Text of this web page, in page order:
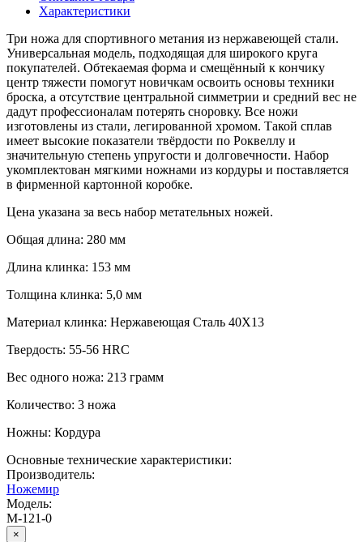
Характеристики
Три ножа для спортивного метания из нержавеющей стали.
Универсальная модель, подходящая для широкого круга
покупателей. Обтекаемая форма и смещённый к кончику
центр тяжести помогут новичкам освоить основы техники
броска, а отсутствие центральной симметрии и средний вес не
дадут профессионалам потерять сноровку. Все ножи
изготовлены из стали, легированной хромом. Такой сплав
имеет высокие показатели твёрдости по Роквеллу и
значительную степень упругости и долговечности. Набор
укомплектован мягкими ножнами из кордуры и поставляется
в фирменной картонной коробке.
Цена указана за весь набор метательных ножей.
Общая длина: 280 мм
Длина клинка: 153 мм
Толщина клинка: 5,0 мм
Материал клинка: Нержавеющая Сталь 40Х13
Твердость: 55-56 HRC
Вес одного ножа: 213 грамм
Количество: 3 ножа
Ножны: Кордура
Основные технические характеристики:
Производитель:
Ножемир
Модель:
M-121-0
×